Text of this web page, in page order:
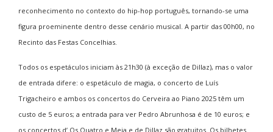
reconhecimento no contexto do hip-hop português, tornando-se uma
figura proeminente dentro desse cenário musical. A partir das 00h00, no
Recinto das Festas Concelhias.
Todos os espetáculos iniciam às 21h30 (à exceção de Dillaz), mas o valor
de entrada difere: o espetáculo de magia, o concerto de Luís
Trigacheiro e ambos os concertos do Cerveira ao Piano 2025 têm um
custo de 5 euros; a entrada para ver Pedro Abrunhosa é de 10 euros; e
os concertos d’ Os Quatro e Meia e de Dillaz são gratuitos. Os bilhetes